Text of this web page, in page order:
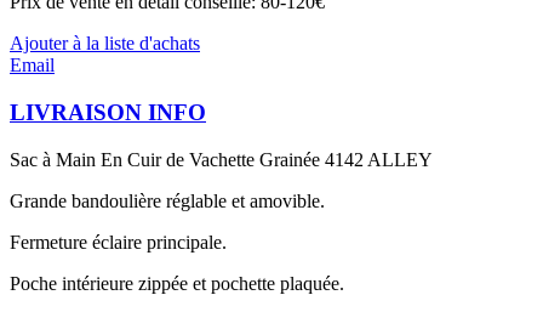
Ajouter à la liste d'achats
Email
LIVRAISON INFO
Sac à Main En Cuir de Vachette Grainée 4142 ALLEY
Grande bandoulière réglable et amovible.
Fermeture éclaire principale.
Poche intérieure zippée et pochette plaquée.